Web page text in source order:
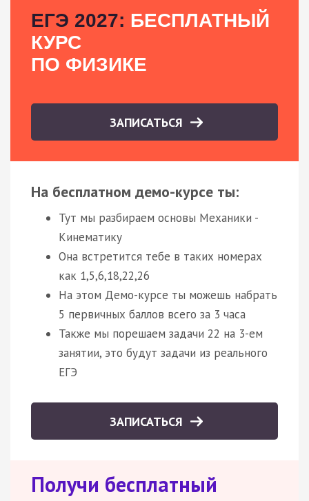
ЕГЭ 2027: БЕСПЛАТНЫЙ
КУРС
ПО ФИЗИКЕ
ЗАПИСАТЬСЯ
На бесплатном демо-курсе ты:
Тут мы разбираем основы Механики -
Кинематику
Она встретится тебе в таких номерах
как 1,5,6,18,22,26
На этом Демо-курсе ты можешь набрать
5 первичных баллов всего за 3 часа
Также мы порешаем задачи 22 на 3-ем
занятии, это будут задачи из реального
ЕГЭ
ЗАПИСАТЬСЯ
Получи бесплатный